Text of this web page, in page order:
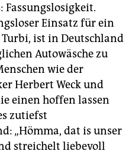
Fassungslosigkeit.
Einsatz für ein
ist in Deutschland
Autowäsche zu
wie der
Herbert Weck und
einen hoffen lassen
zutiefst
„Hömma, dat is unser
streichelt liebevoll